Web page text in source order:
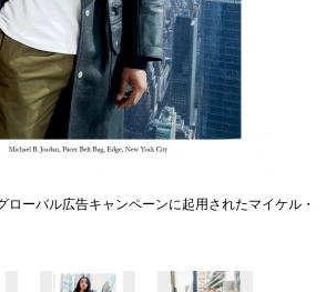
ーバル広告キャンペーンに起用されたマイケル・